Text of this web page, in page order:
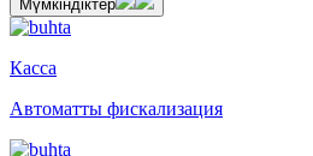
Мүмкіндіктер
Касса
Автоматты фискализация